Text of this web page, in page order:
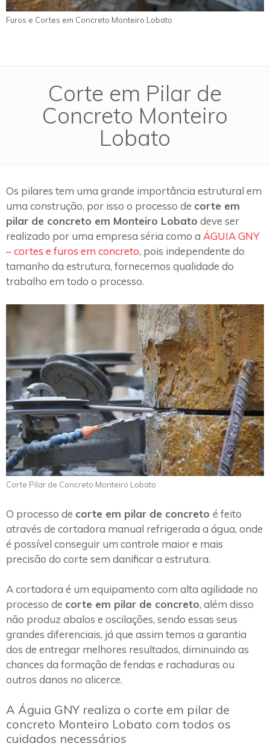
Furos e Cortes em Concreto Monteiro Lobato
Corte em Pilar de
Concreto Monteiro
Lobato
Os pilares tem uma grande importância estrutural em
uma construção, por isso o processo de corte em
pilar de concreto em Monteiro Lobato deve ser
realizado por uma empresa séria como a ÁGUIA GNY
– cortes e furos em concreto, pois independente do
tamanho da estrutura, fornecemos qualidade do
trabalho em todo o processo.
Corte Pilar de Concreto Monteiro Lobato
O processo de corte em pilar de concreto é feito
através de cortadora manual refrigerada a água, onde
é possível conseguir um controle maior e mais
precisão do corte sem danificar a estrutura.
A cortadora é um equipamento com alta agilidade no
processo de corte em pilar de concreto, além disso
não produz abalos e oscilações, sendo essas seus
grandes diferenciais, já que assim temos a garantia
dos de entregar melhores resultados, diminuindo as
chances da formação de fendas e rachaduras ou
outros danos no alicerce.
A Águia GNY realiza o corte em pilar de
concreto Monteiro Lobato com todos os
cuidados necessários